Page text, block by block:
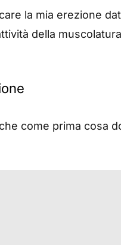
la mia erezione
della
come prima